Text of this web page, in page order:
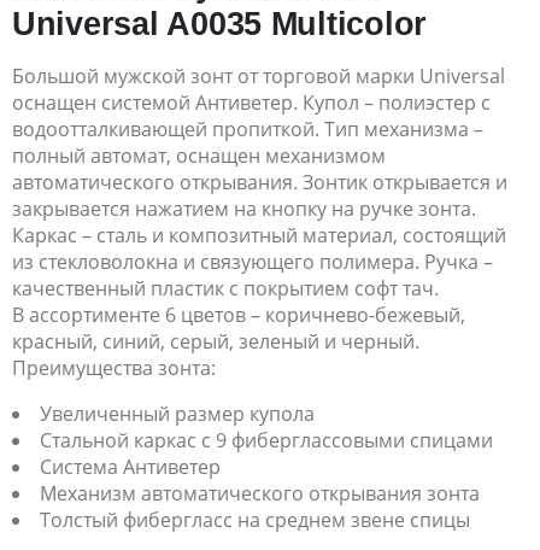
Universal A0035 Multicolor
Большой мужской зонт от торговой марки Universal
оснащен системой Антиветер. Купол – полиэстер с
водоотталкивающей пропиткой. Тип механизма –
полный автомат, оснащен механизмом
автоматического открывания. Зонтик открывается и
закрывается нажатием на кнопку на ручке зонта.
Каркас – сталь и композитный материал, состоящий
из стекловолокна и связующего полимера. Ручка –
качественный пластик с покрытием софт тач.
В ассортименте 6 цветов – коричнево-бежевый,
красный, синий, серый, зеленый и черный.
Преимущества зонта:
Увеличенный размер купола
Стальной каркас с 9 фиберглассовыми спицами
Система Антиветер
Механизм автоматического открывания зонта
Толстый фибергласс на среднем звене спицы